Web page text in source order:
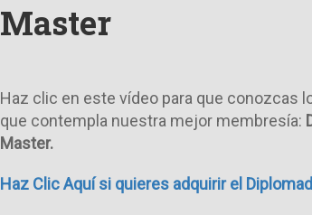
Master
Haz clic en este vídeo para que conozcas
que contempla nuestra mejor membresía:
Master.
Haz Clic Aquí si quieres adquirir el